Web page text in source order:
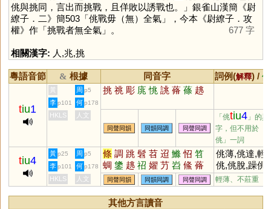
佻與挑同，言出而挑戰，且佯敗以誘戰也。」銀雀山漢簡《尉
繚子．二》簡503「佻戰毋（無）全氣」，今本《尉繚子．攻
權》作「挑戰者無全氣」。
677 字
相關漢字: 人,兆,挑
粵語音節 & 根據 同音字 詞例(解釋) /
tiu1
黃 周 p5 挑 祧 彫 庣 恌 誂 蓨 蓧 趒
李 p101 何 p178
HKLS 人文
同聲同韻 同韻同調 同聲同調
「佻tiu4 」的
字，但不用於「
佻」一詞
tiu4
黃 p25 周 p5 條 調 跳 髫 苕 迢 鰷 怊 笤
蜩 鎥 趒 祒 嬥 芀 岧 鯈 蓨
齠 鞗
佻薄,佻達,輕
佻,佻脫,躁佻,
佻佻 (獨行的樣
子)
李 p101 何 p178
HKLS 人文 同聲同韻 同韻同調 同聲同調 輕薄、不莊重
其他方言讀音